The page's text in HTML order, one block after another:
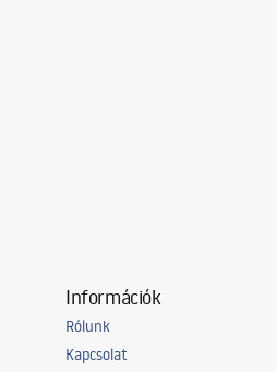
Információk
Rólunk
Kapcsolat